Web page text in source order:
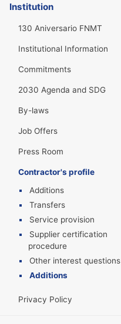
Institution
130 Aniversario FNMT
Institutional Information
Commitments
2030 Agenda and SDG
By-laws
Job Offers
Press Room
Contractor's profile
Additions
Transfers
Service provision
Supplier certification
procedure
Other interest questions
Additions
Privacy Policy